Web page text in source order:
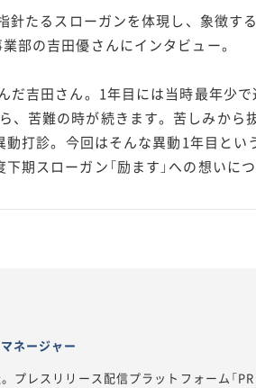
針たるスローガンを体現し、象徴す
部の吉田優さんにインタビュー。
だ吉田さん。1年目には当時最年少
、苦難の時が続きます。苦しみから
打診。今回はそんな異動1年目とい
スローガン「励ます」への想いに
ネージャー
プレスリリース配信プラットフォーム「